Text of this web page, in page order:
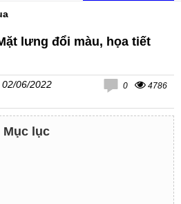
lưng đổi màu, họa tiết
02/06/2022
0 4786
Mục lục